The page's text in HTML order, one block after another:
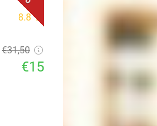
8.8star
€31,50
€15